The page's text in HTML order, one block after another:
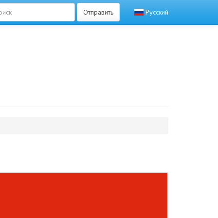
Русский
Отправить